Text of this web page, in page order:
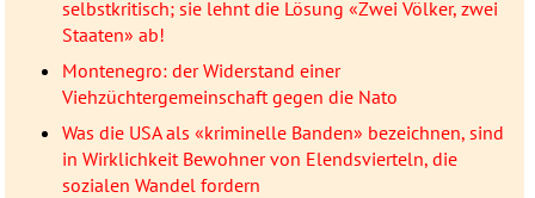
selbstkritisch; sie lehnt die Lösung «Zwei Völker, zwei
Staaten» ab!
Montenegro: der Widerstand einer
Viehzüchtergemeinschaft gegen die Nato
Was die USA als «kriminelle Banden» bezeichnen, sind
in Wirklichkeit Bewohner von Elendsvierteln, die
sozialen Wandel fordern